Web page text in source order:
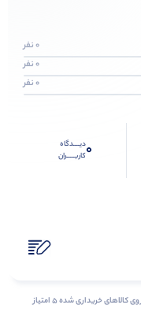
0 نفر
0 نفر
0 نفر
0دیــــدگاه
کاربـــــران
شمـا هـم دربـاره ایـن کــالا دیــدگاه ثبــت کنید، بــا ثبــت‌دیـدگاه بر روی کالاهای خریداری شده ۵ امتیاز